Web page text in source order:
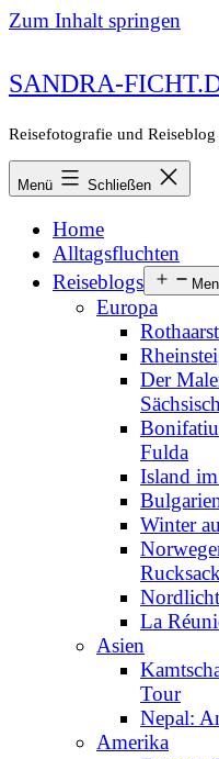
Zum Inhalt springen
SANDRA-
Reisefotografie und Reiseblog
Menü Schließen
Home
Alltagsfluchten
Reiseblogs
Europa
Der
Fulda
Island
Winter
Rucksack
La
Asien
Tour
Nepal:
Amerika